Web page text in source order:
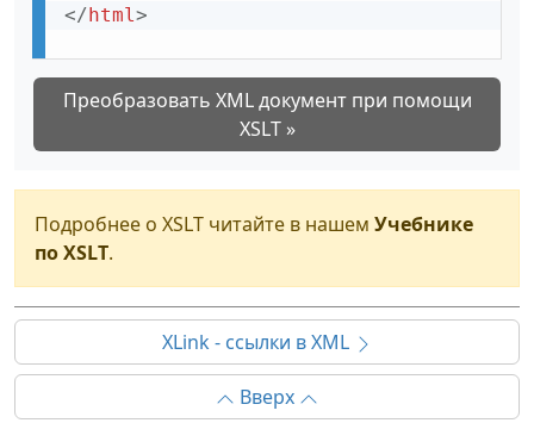
</ html>
Преобразовать XML документ при помощи
XSLT »
Подробнее о XSLT читайте в нашем Учебнике
по XSLT.
XLink - ссылки в XML
Вверх